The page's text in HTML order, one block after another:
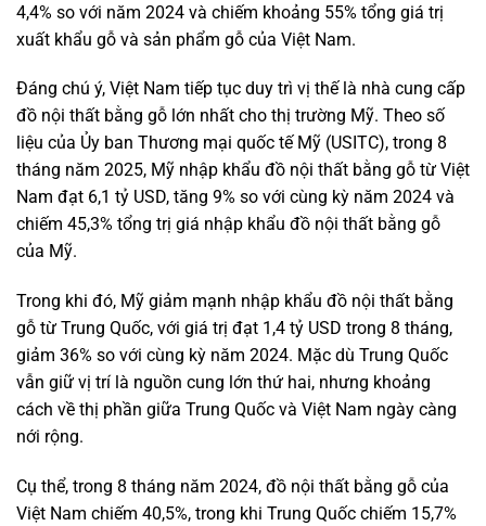
4,4% so với năm 2024 và chiếm khoảng 55% tổng giá trị
xuất khẩu gỗ và sản phẩm gỗ của Việt Nam.
Đáng chú ý, Việt Nam tiếp tục duy trì vị thế là nhà cung cấp
đồ nội thất bằng gỗ lớn nhất cho thị trường Mỹ. Theo số
liệu của Ủy ban Thương mại quốc tế Mỹ (USITC), trong 8
tháng năm 2025, Mỹ nhập khẩu đồ nội thất bằng gỗ từ Việt
Nam đạt 6,1 tỷ USD, tăng 9% so với cùng kỳ năm 2024 và
chiếm 45,3% tổng trị giá nhập khẩu đồ nội thất bằng gỗ
của Mỹ.
Trong khi đó, Mỹ giảm mạnh nhập khẩu đồ nội thất bằng
gỗ từ Trung Quốc, với giá trị đạt 1,4 tỷ USD trong 8 tháng,
giảm 36% so với cùng kỳ năm 2024. Mặc dù Trung Quốc
vẫn giữ vị trí là nguồn cung lớn thứ hai, nhưng khoảng
cách về thị phần giữa Trung Quốc và Việt Nam ngày càng
nới rộng.
Cụ thể, trong 8 tháng năm 2024, đồ nội thất bằng gỗ của
Việt Nam chiếm 40,5%, trong khi Trung Quốc chiếm 15,7%